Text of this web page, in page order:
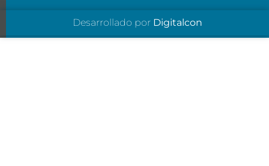
Desarrollado por Digitalcon